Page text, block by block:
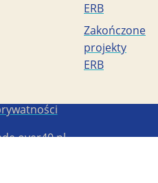
ERB
Zakończone
projekty
ERB
over40.pl